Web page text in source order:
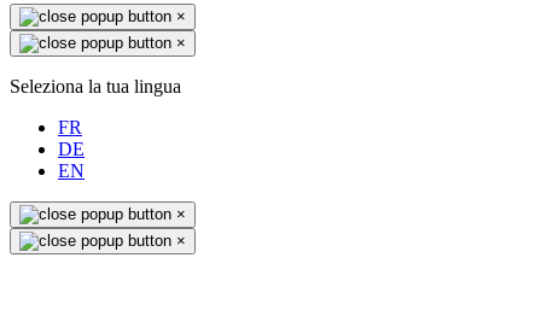
×
×
Seleziona la tua lingua
FR
DE
EN
×
×